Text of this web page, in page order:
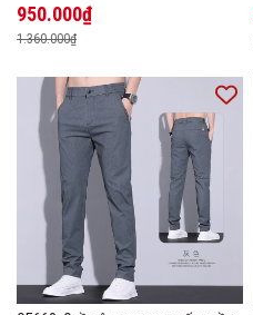
950.000₫
1.360.000₫